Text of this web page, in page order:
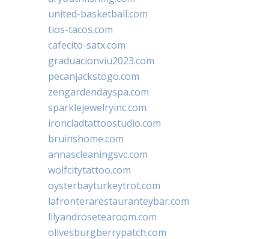
united-basketball.com
tios-tacos.com
cafecito-satx.com
graduacionviu2023.com
pecanjackstogo.com
zengardendayspa.com
sparklejewelryinc.com
ironcladtattoostudio.com
bruinshome.com
annascleaningsvc.com
wolfcitytattoo.com
oysterbayturkeytrot.com
lafronterarestauranteybar.com
lilyandrosetearoom.com
olivesburgberrypatch.com